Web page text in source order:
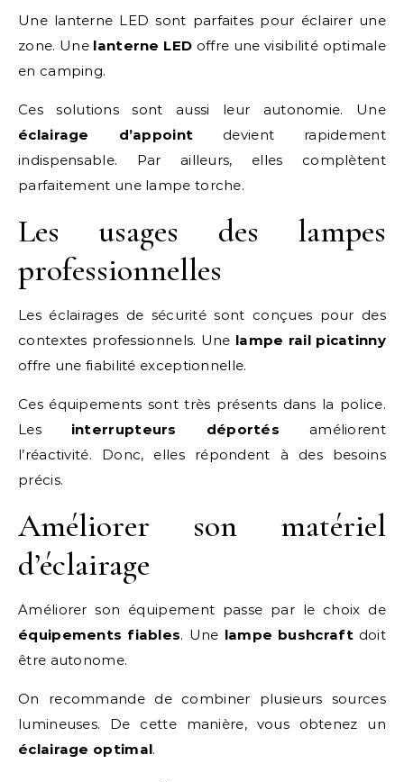
Une lanterne LED sont parfaites pour éclairer une
zone. Une lanterne LED offre une visibilité optimale
en camping.
Ces solutions sont aussi leur autonomie. Une
éclairage d’appoint devient rapidement
indispensable. Par ailleurs, elles complètent
parfaitement une lampe torche.
Les usages des lampes
professionnelles
Les éclairages de sécurité sont conçues pour des
contextes professionnels. Une lampe rail picatinny
offre une fiabilité exceptionnelle.
Ces équipements sont très présents dans la police.
Les interrupteurs déportés améliorent
l’réactivité. Donc, elles répondent à des besoins
précis.
Améliorer son matériel
d’éclairage
Améliorer son équipement passe par le choix de
équipements fiables. Une lampe bushcraftdoit
être autonome.
On recommande de combiner plusieurs sources
lumineuses. De cette manière, vous obtenez un
éclairage optimal.